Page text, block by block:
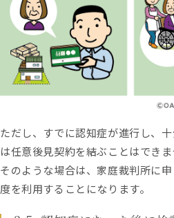
ただし、すでに認知症が進行し、
は任意後見契約を結ぶことはできま
そのような場合は、家庭裁判所に
度を利用することになります。